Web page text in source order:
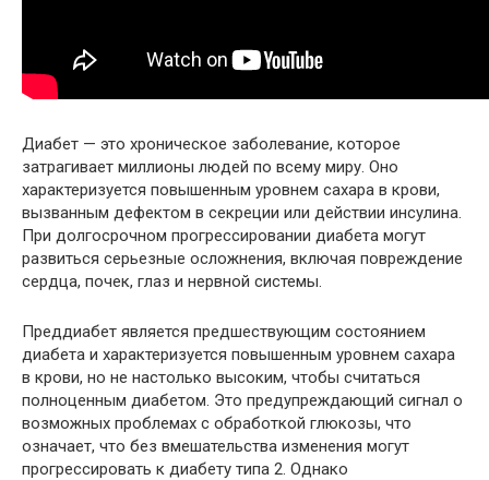
Диабет — это хроническое заболевание, которое
затрагивает миллионы людей по всему миру. Оно
характеризуется повышенным уровнем сахара в крови,
вызванным дефектом в секреции или действии инсулина.
При долгосрочном прогрессировании диабета могут
развиться серьезные осложнения, включая повреждение
сердца, почек, глаз и нервной системы.
Преддиабет является предшествующим состоянием
диабета и характеризуется повышенным уровнем сахара
в крови, но не настолько высоким, чтобы считаться
полноценным диабетом. Это предупреждающий сигнал о
возможных проблемах с обработкой глюкозы, что
означает, что без вмешательства изменения могут
прогрессировать к диабету типа 2. Однако